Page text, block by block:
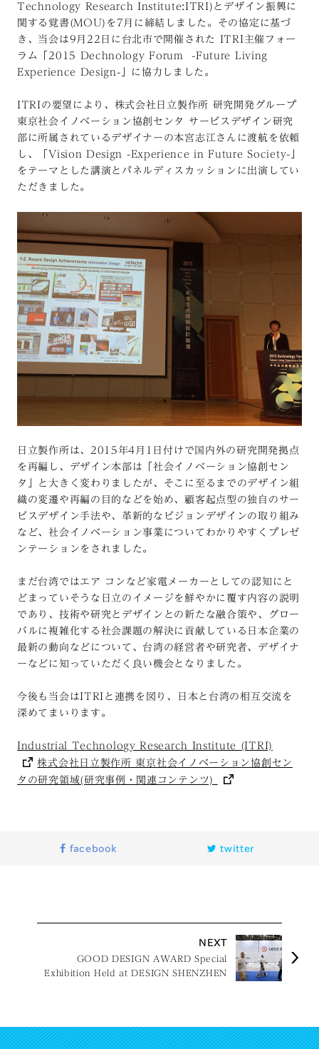
Technology Research Institute:ITRI)とデザイン振興に
関する覚書(MOU)を7月に締結しました。その協定に基づ
き、当会は9月22日に台北市で開催された ITRI主催フォー
ラム「2015 Dechnology Forum -Future Living
Experience Design-」に協力しました。
ITRIの要望により、株式会社日立製作所 研究開発グループ
東京社会イノベーション協創センタ サービスデザイン研究
部に所属されているデザイナーの本宮志江さんに渡航を依頼
し、「Vision Design -Experience in Future Society-」
をテーマとした講演とパネルディスカッションに出演してい
ただきました。
日立製作所は、2015年4月1日付けで国内外の研究開発拠点
を再編し、デザイン本部は「社会イノベーション協創セン
タ」と大きく変わりましたが、そこに至るまでのデザイン組
織の変遷や再編の目的などを始め、顧客起点型の独自のサー
ビスデザイン手法や、革新的なビジョンデザインの取り組み
など、社会イノベーション事業についてわかりやすくプレゼ
ンテーションをされました。
まだ台湾ではエア コンなど家電メーカーとしての認知にと
どまっていそうな日立のイメージを鮮やかに覆す内容の説明
であり、技術や研究とデザインとの新たな融合策や、グロー
バルに複雑化する社会課題の解決に貢献している日本企業の
最新の動向などについて、台湾の経営者や研究者、デザイナ
ーなどに知っていただく良い機会となりました。
今後も当会はITRIと連携を図り、日本と台湾の相互交流を
深めてまいります。
Industrial Technology Research Institute (ITRI)
株式会社日立製作所 東京社会イノベーション協創セン
タの研究領域(研究事例・関連コンテンツ)
facebook twitter
NEXT
GOOD DESIGN AWARD Special
Exhibition Held at DESIGN SHENZHEN